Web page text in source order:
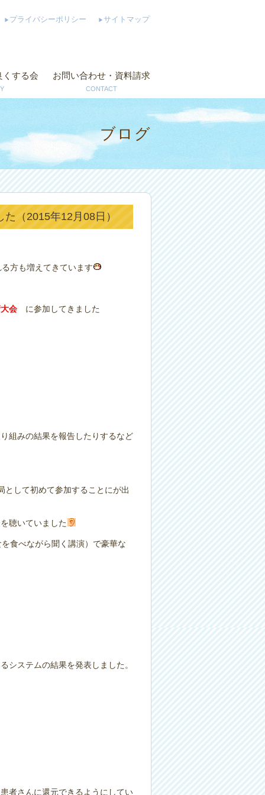
プライバシーポリシー サイトマップ
くする会 お問い合わせ・資料請求
CONTACT
ブログ
（2015年12月08日）
方も増えてきています
会 に参加してきました
組みの結果を報告したりするなど
して初めて参加することにが出
聴いていました
食べながら聞く講演）で豪華な
システムの結果を発表しました。
者さんに還元できるようにしてい